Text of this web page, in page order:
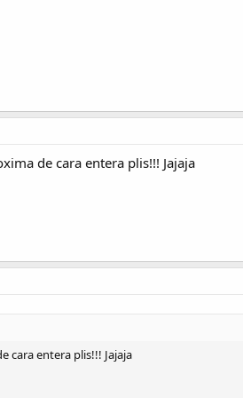
de cara entera plis!!! Jajaja
cara entera plis!!! Jajaja